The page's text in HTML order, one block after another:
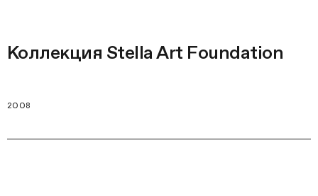
Коллекция Stella Art Foundation
2008